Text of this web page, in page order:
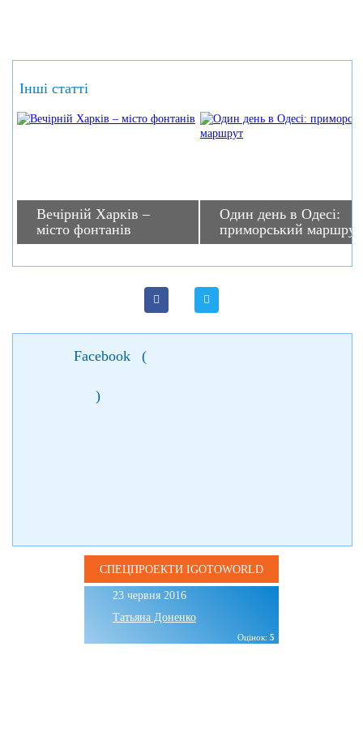
Інші статті
Вечірній Харків –
місто фонтанів
Один день в Одесі:
приморський маршрут
Facebook (
)
СПЕЦПРОЕКТИ IGOTOWORLD
23 червня 2016
Татьяна Доненко
Оцінок: 5